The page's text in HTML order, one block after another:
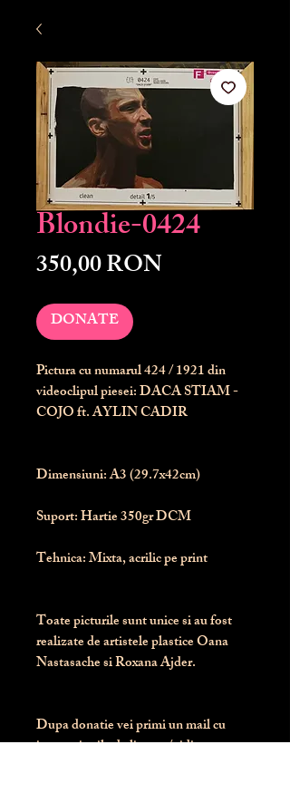
Blondie-0424
350,00 RONPreț
DONATE
Pictura cu numarul424/ 1921 din
videoclipul piesei: DACA STIAM -
COJO ft. AYLIN CADIR
Dimensiuni: A3 (29.7x42cm)
Suport: Hartie 350gr DCM
Tehnica: Mixta, acrilic pe print
Toate picturile sunt unice si au fost
realizate de artistele plastice Oana
Nastasache si Roxana Ajder.
Dupa donatie vei primi un mail cu
instructiunile de livrare / ridicare.